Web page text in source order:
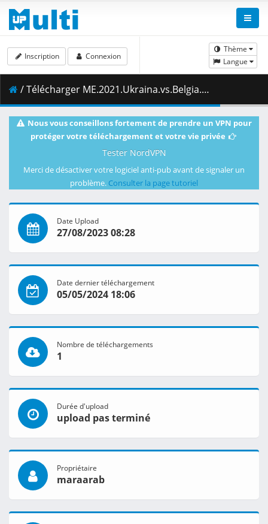
Thème
Langue
Inscription Connexion
/ Télécharger ME.2021.Ukraina.vs.Belgia.07.09.2021.1080i.PL.HDTV.maraarab.ts ( 6.24 GB )
Nous vous conseillons fortement de prendre un VPN pour
protéger votre téléchargement et votre vie privée
Tester NordVPN
Merci de désactiver votre logiciel anti-pub avant de signaler un
problème. Consulter la page tutoriel
Date Upload
27/08/2023 08:28
Date dernier téléchargement
05/05/2024 18:06
Nombre de téléchargements
1
Durée d'upload
upload pas terminé
Propriétaire
maraarab